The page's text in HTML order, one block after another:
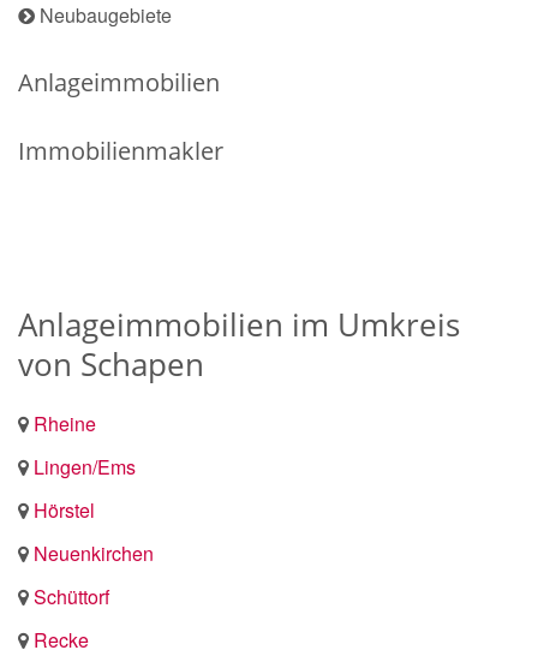
Neubaugebiete
Anlageimmobilien
Immobilienmakler
Anlageimmobilien im Umkreis
von Schapen
Rheine
Lingen/Ems
Hörstel
Neuenkirchen
Schüttorf
Recke